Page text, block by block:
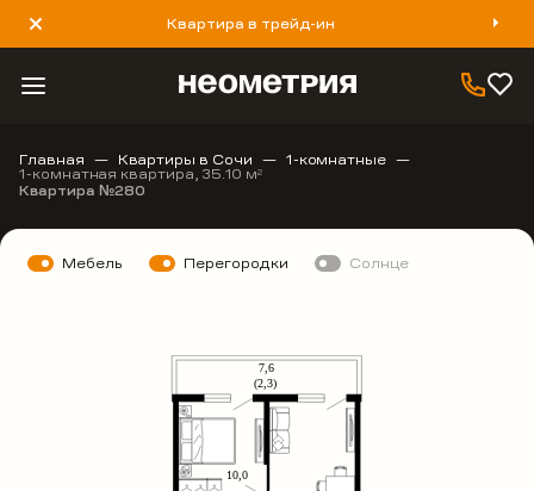
Квартира в трейд-ин
8 800 777 40 93
Главная Квартиры в Сочи 1-комнатные
1-комнатная квартира, 35.10 м2
Квартира №280
Мебель Перегородки Солнце